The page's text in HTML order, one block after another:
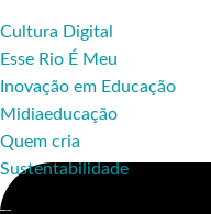
Cultura Digital
Esse Rio É Meu
Inovação em Educação
Midiaeducação
Quem cria
Sustentabilidade